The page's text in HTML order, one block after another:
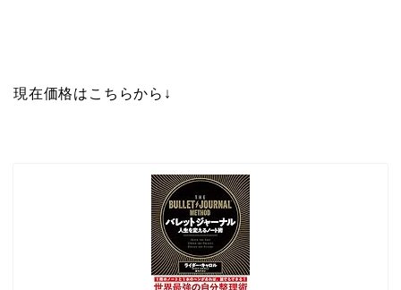
現在価格はこちらから↓